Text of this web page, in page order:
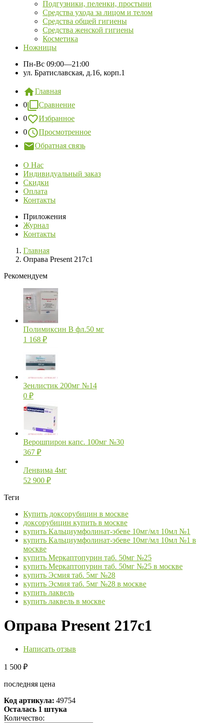
Подгузники, пеленки, простыни
Средства ухода за лицом и телом
Средства общей гигиены
Средства женской гигиены
Косметика
Ножницы
Пн-Вс 09:00—21:00
ул. Братиславская, д.16, корп.1
Главная
0
Сравнение
0
Избранное
0
Просмотренное
Обратная связь
О Нас
Индивидуальный заказ
Скидки
Оплата
Контакты
Приложения
Журнал
Контакты
Главная
Оправа Present 217c1
Рекомендуем
Полимиксин В фл.50 мг
1 168 ₽
Зенлистик 200мг №14
0 ₽
Верошпирон капс. 100мг №30
367 ₽
Ленвима 4мг
52 900 ₽
Теги
Купить доксорубицин в москве
доксорубицин купить в москве
купить Кальциумфолинат-эбеве 10мг/мл 10мл №1
купить Кальциумфолинат-эбеве 10мг/мл 10мл №1 в
москве
купить Меркаптопурин таб. 50мг №25
купить Меркаптопурин таб. 50мг №25 в москве
купить Эсмия таб. 5мг №28
купить Эсмия таб. 5мг №28 в москве
купить лаквель
купить лаквель в москве
Оправа Present 217c1
Написать отзыв
1 500 ₽
последняя цена
Код артикула: 49754
Осталась 1 штука
Количество: